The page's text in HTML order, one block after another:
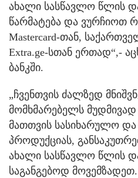
ახალი სასწავლო წლის
წარმატება და ვურჩიოთ
Mastercard-თან,
Extra.ge-სთან ერთად“,-
ბანკში.
„ჩვენთვის ძალზედ
მომხმარებელს
მათთვის სასიხარულო
პროდუქციას,
ახალი სასწავლო წლის
საგანგებოდ მოვემზადეთ.